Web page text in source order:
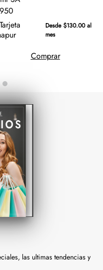
Desde $130.00 al
mes
Comprar
las ultimas tendencias y